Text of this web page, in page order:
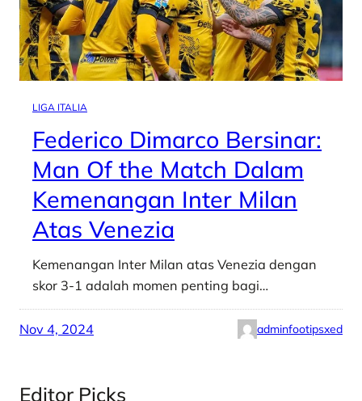
LIGA ITALIA
Federico Dimarco Bersinar:
Man Of the Match Dalam
Kemenangan Inter Milan
Atas Venezia
Kemenangan Inter Milan atas Venezia dengan
skor 3-1 adalah momen penting bagi…
Nov 4, 2024 adminfootipsxed
Editor Picks